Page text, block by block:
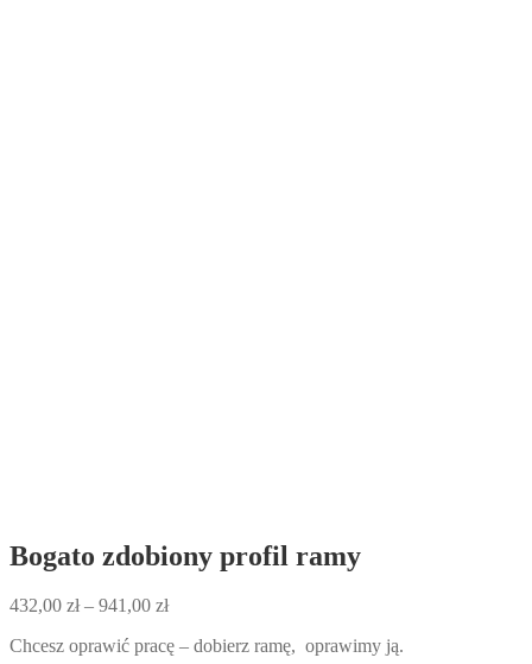
Bogato zdobiony profil ramy
432,00 zł – 941,00 złZakres
od
Chcesz oprawić pracę – dobierz ramę, oprawimy ją.